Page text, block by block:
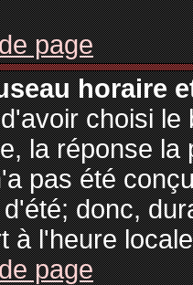
page
horaire
choisi
la réponse
pas été
donc,
à l'heure
page